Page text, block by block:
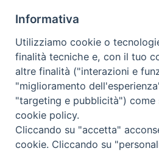
collaboratore di quattro
Pellegrino, Ballestrero,
responsabile diocesano della
della scuola e dell’Università
leggereLascito
mons.
Giuseppe
Pollano
»
Informativa
Utilizziamo cookie o
finalità tecniche e, con il tuo
altre finalità ("interazioni e
"miglioramento
"targeting e pubblicità") come
cookie policy.
Cliccando su "accetta"
cookie. Cliccando su